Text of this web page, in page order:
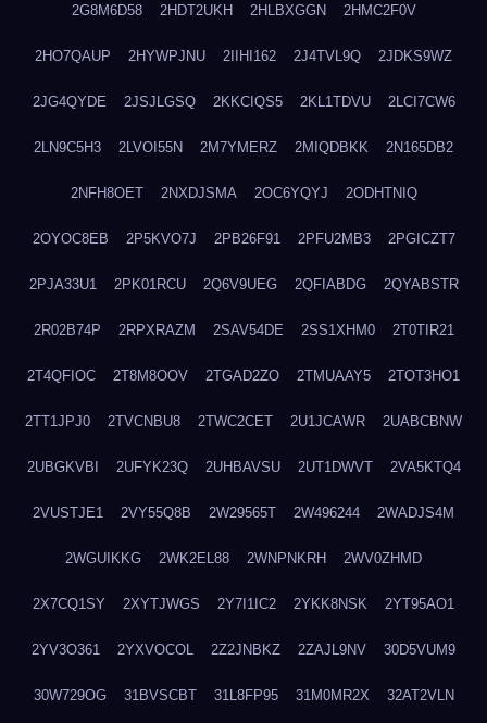
2G8M6D58 2HDT2UKH 2HLBXGGN 2HMC2F0V
2HO7QAUP 2HYWPJNU 2IIHI162 2J4TVL9Q 2JDKS9WZ
2JG4QYDE 2JSJLGSQ 2KKCIQS5 2KL1TDVU 2LCI7CW6
2LN9C5H3 2LVOI55N 2M7YMERZ 2MIQDBKK 2N165DB2
2NFH8OET 2NXDJSMA 2OC6YQYJ 2ODHTNIQ
2OYOC8EB 2P5KVO7J 2PB26F91 2PFU2MB3 2PGICZT7
2PJA33U1 2PK01RCU 2Q6V9UEG 2QFIABDG 2QYABSTR
2R02B74P 2RPXRAZM 2SAV54DE 2SS1XHM0 2T0TIR21
2T4QFIOC 2T8M8OOV 2TGAD2ZO 2TMUAAY5 2TOT3HO1
2TT1JPJ0 2TVCNBU8 2TWC2CET 2U1JCAWR 2UABCBNW
2UBGKVBI 2UFYK23Q 2UHBAVSU 2UT1DWVT 2VA5KTQ4
2VUSTJE1 2VY55Q8B 2W29565T 2W496244 2WADJS4M
2WGUIKKG 2WK2EL88 2WNPNKRH 2WV0ZHMD
2X7CQ1SY 2XYTJWGS 2Y7I1IC2 2YKK8NSK 2YT95AO1
2YV3O361 2YXVOCOL 2Z2JNBKZ 2ZAJL9NV 30D5VUM9
30W729OG 31BVSCBT 31L8FP95 31M0MR2X 32AT2VLN